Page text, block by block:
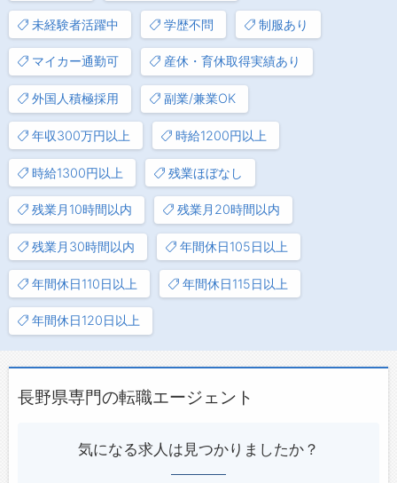
未経験者活躍中 学歴不問 制服あり
マイカー通勤可 産休・育休取得実績あり
外国人積極採用 副業/兼業OK
年収300万円以上 時給1200円以上
時給1300円以上 残業ほぼなし
残業月10時間以内 残業月20時間以内
残業月30時間以内 年間休日105日以上
年間休日110日以上 年間休日115日以上
年間休日120日以上
長野県専門の転職エージェント
気になる求人は見つかりましたか？